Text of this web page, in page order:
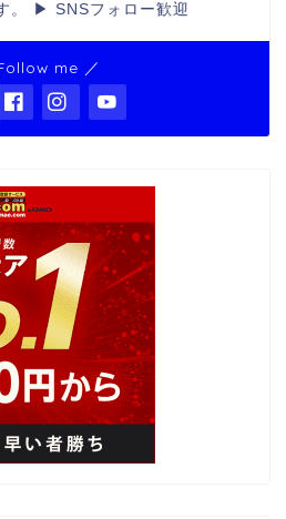
。 ▶ SNSフォロー歓迎
me ／